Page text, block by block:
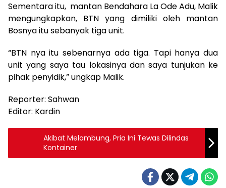
Sementara itu, mantan Bendahara La Ode Adu, Malik
mengungkapkan, BTN yang dimiliki oleh mantan
Bosnya itu sebanyak tiga unit.
“BTN nya itu sebenarnya ada tiga. Tapi hanya dua
unit yang saya tau lokasinya dan saya tunjukan ke
pihak penyidik,” ungkap Malik.
Reporter: Sahwan
Editor: Kardin
Akibat Melambung, Pria Ini Tewas Dilindas
Kontainer